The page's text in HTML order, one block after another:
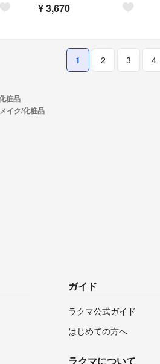
¥3,670
1 2 3 4
粧品
イク/化粧品
ガイド
ラクマ公式ガイド
はじめての方へ
ラクマについて